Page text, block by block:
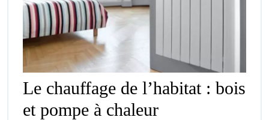
Le chauffage de l’habitat : bois
et pompe à chaleur